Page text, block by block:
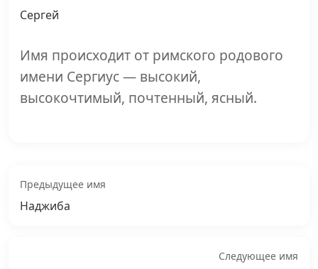
Сергей
Имя происходит от римского родового
имени Сергиус — высокий,
высокочтимый, почтенный, ясный.
Предыдущее имя
Наджиба
Следующее имя